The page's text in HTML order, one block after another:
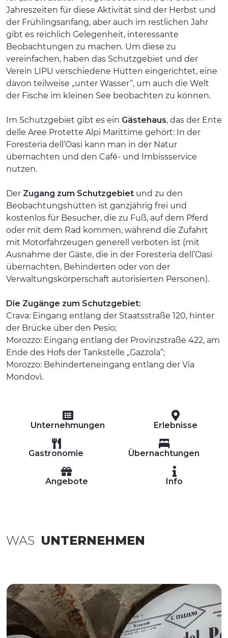
Jahreszeiten für diese Aktivität sind der Herbst und
der Frühlingsanfang, aber auch im restlichen Jahr
gibt es reichlich Gelegenheit, interessante
Beobachtungen zu machen. Um diese zu
vereinfachen, haben das Schutzgebiet und der
Verein LIPU verschiedene Hütten eingerichtet, eine
davon teilweise „unter Wasser“, um auch die Welt
der Fische im kleinen See beobachten zu können.
Im Schutzgebiet gibt es ein Gästehaus, das der Ente
delle Aree Protette Alpi Marittime gehört: In der
Foresteria dell’Oasi kann man in der Natur
übernachten und den Café- und Imbissservice
nutzen.
Der Zugang zum Schutzgebiet und zu den
Beobachtungshütten ist ganzjährig frei und
kostenlos für Besucher, die zu Fuß, auf dem Pferd
oder mit dem Rad kommen, während die Zufahrt
mit Motorfahrzeugen generell verboten ist (mit
Ausnahme der Gäste, die in der Foresteria dell’Oasi
übernachten, Behinderten oder von der
Verwaltungskörperschaft autorisierten Personen).
Die Zugänge zum Schutzgebiet:
Crava: Eingang entlang der Staatsstraße 120, hinter
der Brücke über den Pesio;
Morozzo: Eingang entlang der Provinzstraße 422, am
Ende des Hofs der Tankstelle „Gazzola“;
Morozzo: Behinderteneingang entlang der Via
Mondovì.
Unternehmungen Erlebnisse
Gastronomie Übernachtungen
Angebote Info
WAS UNTERNEHMEN